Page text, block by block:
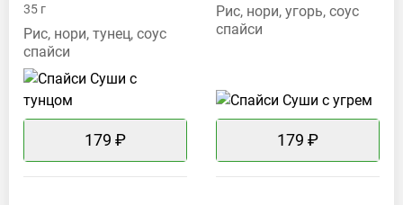
35 г
Рис, нори, тунец, соус
спайси
179 ₽
Рис, нори, угорь, соус
спайси
179 ₽